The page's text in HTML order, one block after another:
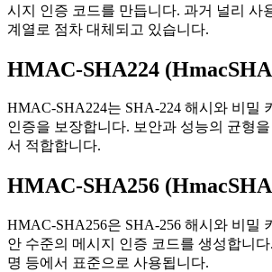
시지 인증 코드를 만듭니다. 과거 널리 사
계열로 점차 대체되고 있습니다.
HMAC-SHA224
HMAC-SHA224는 SHA-224 해시와 비밀
인증을 보장합니다. 보안과 성능의 균형
서 적합합니다.
HMAC-SHA256
HMAC-SHA256은 SHA-256 해시와 비밀
안 수준의 메시지 인증 코드를 생성합니
명 등에서 표준으로 사용됩니다.